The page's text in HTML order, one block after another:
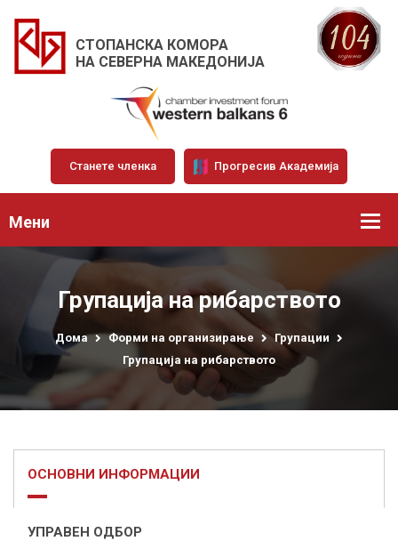
СТОПАНСКА КОМОРА
НА СЕВЕРНА МАКЕДОНИЈА
Станете членка Прогресив Академија
Мени
Групација на рибарството
Дома Форми на организирање
Групации
Групација на рибарството
ОСНОВНИ ИНФОРМАЦИИ
УПРАВЕН ОДБОР